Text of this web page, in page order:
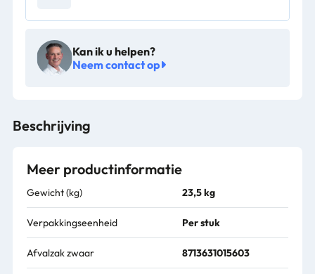
grijs
Kan ik u helpen?
Neem contact op
Beschrijving
Meer productinformatie
Gewicht (kg) 23,5 kg
Verpakkingseenheid Per stuk
Afvalzak zwaar 8713631015603